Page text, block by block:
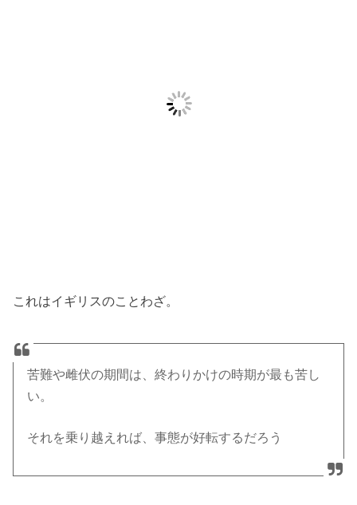
これはイギリスのことわざ。
苦難や雌伏の期間は、終わりかけの時期が最も苦し
い。
それを乗り越えれば、事態が好転するだろう